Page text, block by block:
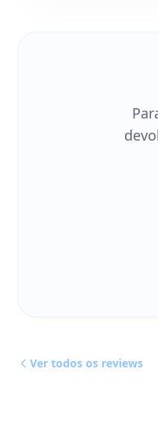
Ver todos os reviews